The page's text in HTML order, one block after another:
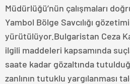
Müdürlüğü’nün çalışmaları
Yambol Bölge Savcılığı
yürütülüyor.Bulgaristan Ceza
ilgili maddeleri kapsamında
saate kadar gözaltında
zanlının tutuklu yargılanması